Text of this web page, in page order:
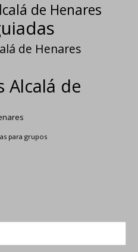
de Henares
de Henares
Alcalá de
para grupos